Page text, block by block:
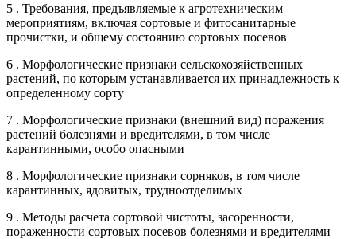
5 . Требования, предъявляемые к агротехническим
мероприятиям, включая сортовые и фитосанитарные
прочистки, и общему состоянию сортовых посевов
6 . Морфологические признаки сельскохозяйственных
растений, по которым устанавливается их принадлежность к
определенному сорту
7 . Морфологические признаки (внешний вид) поражения
растений болезнями и вредителями, в том числе
карантинными, особо опасными
8 . Морфологические признаки сорняков, в том числе
карантинных, ядовитых, трудноотделимых
9 . Методы расчета сортовой чистоты, засоренности,
пораженности сортовых посевов болезнями и вредителями